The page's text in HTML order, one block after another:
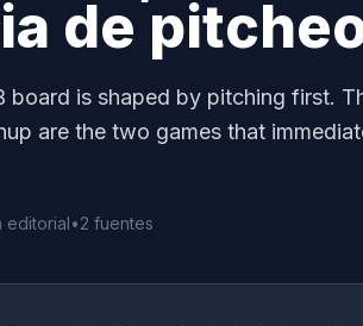
de
board is shaped by pitching first.
are the two games that
editorial•2 fuentes